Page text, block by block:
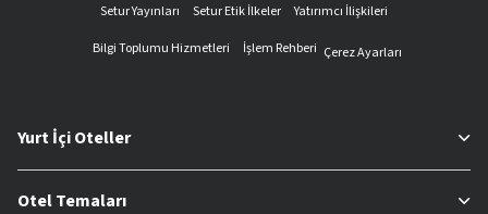
Setur Yayınları
Setur Etik İlkeler
Yatırımcı İlişkileri
Bilgi Toplumu Hizmetleri
İşlem Rehberi Çerez Ayarları
Yurt İçi Oteller
Otel Temaları